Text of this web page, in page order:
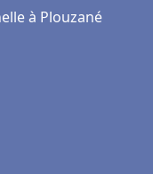
à Plouzané